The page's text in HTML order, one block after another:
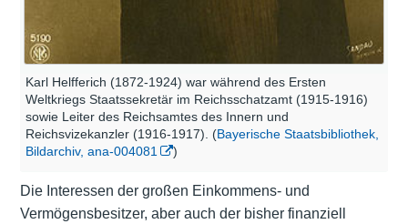
Karl Helfferich (1872-1924) war während des Ersten
Weltkriegs Staatssekretär im Reichsschatzamt (1915-1916)
sowie Leiter des Reichsamtes des Innern und
Reichsvizekanzler (1916-1917). (Bayerische Staatsbibliothek,
Bildarchiv, ana-004081
)
Die Interessen der großen Einkommens- und
Vermögensbesitzer, aber auch der bisher finanziell